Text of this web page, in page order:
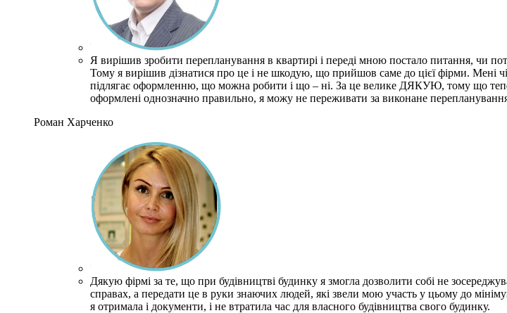
Я вирішив зробити перепланування в квартирі і переді мною постало питання, чи
Тому я вирішив дізнатися про це і не шкодую, що прийшов саме до цієї фірми. Мені
підлягає оформленню, що можна робити і що – ні. За це велике ДЯКУЮ, тому що
оформлені однозначно правильно, я можу не переживати за виконане
Роман Харченко
Дякую фірмі за те, що при будівництві будинку я змогла дозволити собі не
справах, а передати це в руки знаючих людей, які звели мою участь у цьому до
я отримала і документи, і не втратила час для власного будівництва свого будинку.